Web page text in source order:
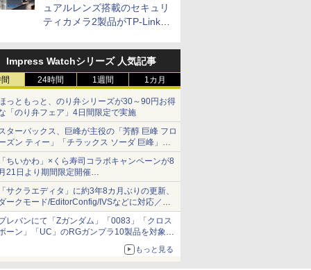
ュアルレンズ搭載のセキュリ
ティカメラ2製品がTP-Linkか
Impress Watchシリーズ 人気記事
24時間 1週間 1カ月
っともっと、のり弁シリーズが30～90円お得
「のり弁フェア」4日間限定で実施
ターバックス、巨峰が主役の「芳醇 巨峰 フロ
ズン ティー」「チラックス ソーダ 巨峰」発
ちいかわ」×くら寿司コラボキャンペーンが8
21日より期間限定開催
リジナルの湯呑みや寿司皿が景品に登場！
サクラエディタ」に約3年8カ月ぶりの更新、
ークモード/EditorConfig/IVSなどに対応／複
の脆弱性に対処したセキュリティアップデー
レバンにて「Zガンダム」「0083」「クロス
ーン」「UC」のRGガンプラ10製品を対象に
た抽選販売が8月10日11時より実施！
もっと見る